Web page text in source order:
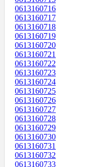
0613160716
0613160717
0613160718
0613160719
0613160720
0613160721
0613160722
0613160723
0613160724
0613160725
0613160726
0613160727
0613160728
0613160729
0613160730
0613160731
0613160732
0613160733